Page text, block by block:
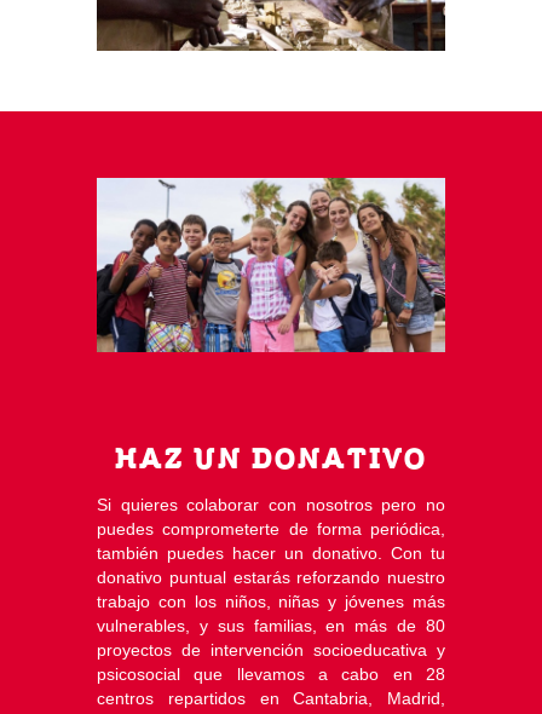
HAZ UN DONATIVO
Si quieres colaborar con nosotros pero no
puedes comprometerte de forma periódica,
también puedes hacer un donativo. Con tu
donativo puntual estarás reforzando nuestro
trabajo con los niños, niñas y jóvenes más
vulnerables, y sus familias, en más de 80
proyectos de intervención socioeducativa y
psicosocial que llevamos a cabo en 28
centros repartidos en Cantabria, Madrid,